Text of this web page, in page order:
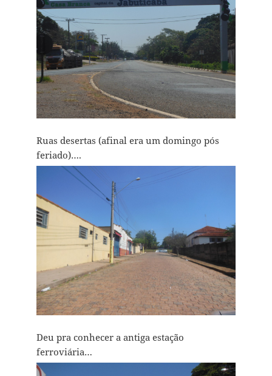
Ruas desertas (afinal era um domingo pós
feriado)….
Deu pra conhecer a antiga estação
ferroviária…